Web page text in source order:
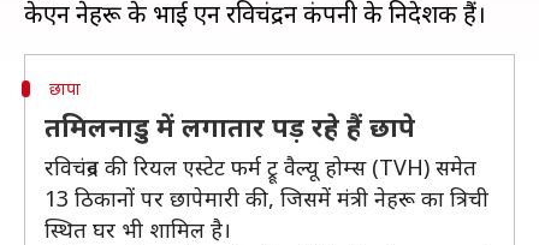
छापा
तमिलनाडु में लगातार पड़ रहे हैं छापे
रविचंद्रन की रियल एस्टेट फर्म ट्रू वैल्यू होम्स (TVH) समेत
13 ठिकानों पर छापेमारी की, जिसमें मंत्री नेहरू का त्रिची
स्थित घर भी शामिल है।